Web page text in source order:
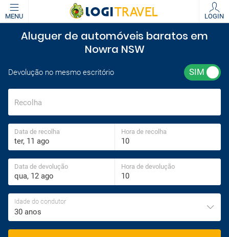
MENU LOGIN
Aluguer de automóveis baratos em
Nowra NSW
Devolução no mesmo escritório
Recolha
Data de recolha Hora de recolha
Data de devolução Hora de devolução
Idade do condutor
30 anos